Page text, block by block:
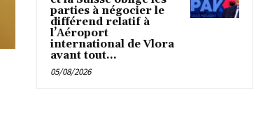
parties à négocier le
différend relatif à
l’Aéroport
international de Vlora
avant tout...
05/08/2026